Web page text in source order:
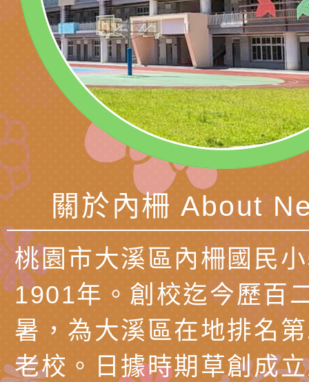
藝術才能國樂班鑑定
長說明會
「2026全國特殊教
學術研討會」暨徵稿
函轉內政部檢送修正
反詐宣導影片連結一
函轉內政部為強化社
詐知能及宣導檢察官
官制度中協助被害人
製作相關宣導短片
檢送本市馬祖新村眷
區「馬村設計實驗室
味．茶味》特展海報
信誼基金會於3／14
【父母也需要被照顧
育兒中找回內在安定
心怡心理師主講】線
座
有關本市學生輔導諮
下簡稱輔諮中心)辦
上半年高國中小學學
生諮詢服務
檢送「桃園市特殊教
緒及行為問題支持資
114學年度第2學期
務實施計畫」
檢送桃園市政府LCD
（圖）片
檢送桃園市政府LED
字稿及LCD託播影（
轉知有關我國身心障
公約（CRPD）第三
告條約專要文件及附
函轉本府新聞處115
安全宣導標語播放表
檢送桃園市政府消防
關於內柵 About
桃園市大溪區內柵國民
1901年。創校迄今歷百
暑，為大溪區在地排名
老校。日據時期草創成